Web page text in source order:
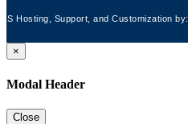
Hosting, Support, and Customization by:
×
Modal Header
Close